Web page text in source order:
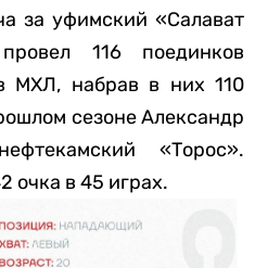
за уфимский «Салават
116 поединков
МХЛ, набрав в них 110
сезоне Александр
«Торос».
очка в 45 играх.